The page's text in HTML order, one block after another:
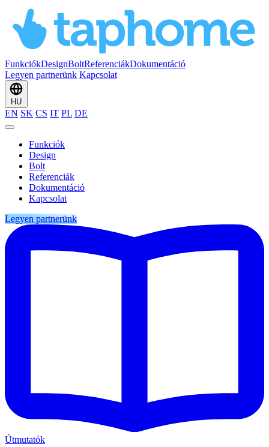
FunkciókDesignBoltReferenciákDokumentáció
Legyen partnerünk Kapcsolat
HU
EN SK CS IT PL DE
Funkciók
Design
Bolt
Referenciák
Dokumentáció
Kapcsolat
Legyen partnerünk
Útmutatók